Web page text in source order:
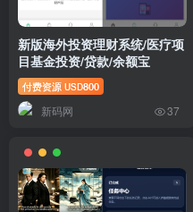
新版海外投资理财系统/医疗项
目基金投资/贷款/余额宝
付费资源 USD800
新码网 37